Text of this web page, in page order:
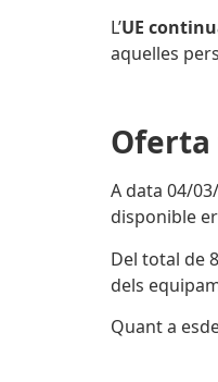
L’UE
aquelles
Oferta
A data 04/
disponible
Del total de
dels
Quant a